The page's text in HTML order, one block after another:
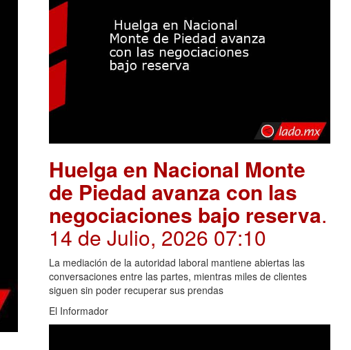
Huelga en Nacional Monte
de Piedad avanza con las
negociaciones bajo reserva.
14 de Julio, 2026 07:10
La mediación de la autoridad laboral mantiene abiertas las
conversaciones entre las partes, mientras miles de clientes
siguen sin poder recuperar sus prendas
El Informador